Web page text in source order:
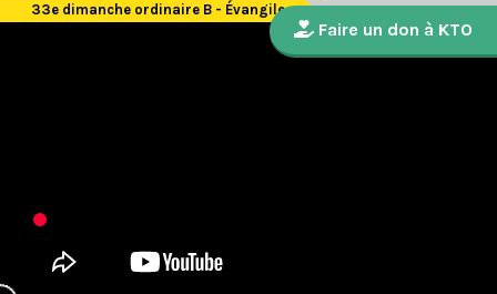
33e dimanche ordinaire B - Évangile
Faire un don à KTO